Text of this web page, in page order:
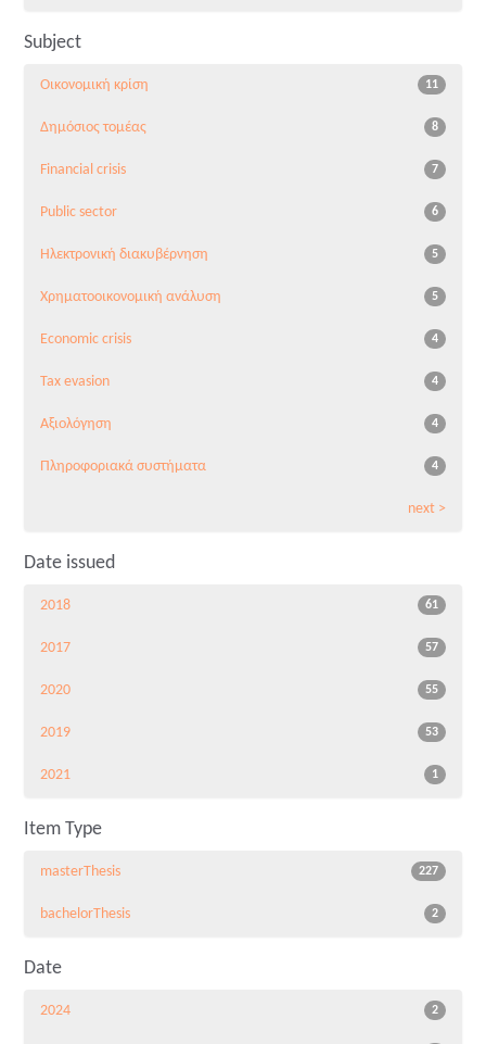
Subject
11
Οικονομική κρίση
8
Δημόσιος τομέας
7
Financial crisis
6
Public sector
5
Ηλεκτρονική διακυβέρνηση
5
Χρηματοοικονομική ανάλυση
4
Economic crisis
4
Tax evasion
4
Αξιολόγηση
4
Πληροφοριακά συστήματα
next >
Date issued
61
2018
57
2017
55
2020
53
2019
1
2021
Item Type
227
masterThesis
2
bachelorThesis
Date
2
2024